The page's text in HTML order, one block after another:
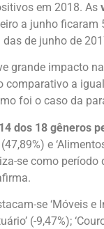
em 2018. As
a junho
de junho de
grande impacto
a
foi o caso da
14 dos 18 gêneros
e
se como
se ‘Móveis e
(-9,47%);